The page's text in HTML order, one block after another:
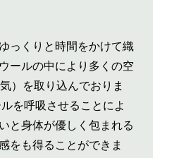
っくりと時間をかけて織
ールの中により多くの空
）を取り込んでおりま
を呼吸させることによ
と身体が優しく包まれる
をも得ることができま